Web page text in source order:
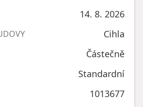
14. 8. 2026
Cihla
Částečně
Standardní
1013677